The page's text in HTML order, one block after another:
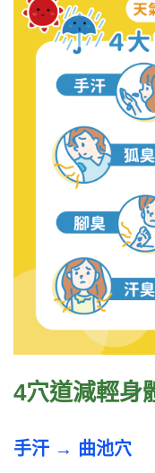
4穴道減輕身
手汗 → 曲池穴